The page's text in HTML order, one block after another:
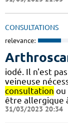
CONSULTATIONS
relevance:
iodé. Il n'est
veineuse
consultation ou
être allergique
31/03/2023 20:34